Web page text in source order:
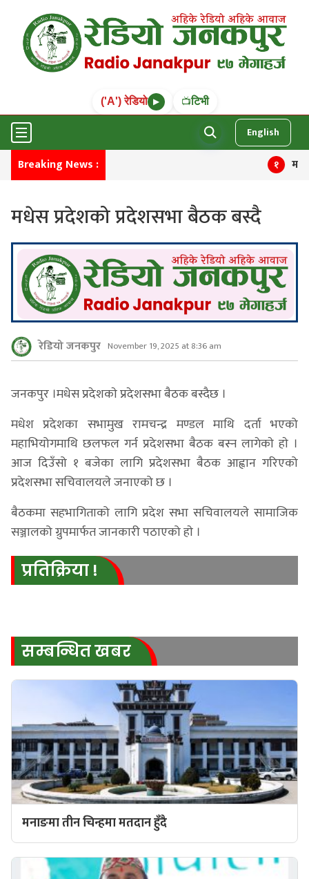
('A') रेडियो ▶ 📺टिभी
English
Breaking News :
मधेस प्रदेशको प्रदेशसभा बैठक बस्दै
रेडियो जनकपुर November 19, 2025 at 8:36 am
जनकपुर ।मधेस प्रदेशकाे प्रदेशसभा बैठक बस्दैछ ।
मधेश प्रदेशका सभामुख रामचन्द्र मण्डल माथि दर्ता भएको
महाभियोगमाथि छलफल गर्न प्रदेशसभा बैठक बस्न लागेकाे हाे ।
आज दिउँसो १ बजेका लागि प्रदेशसभा बैठक आह्वान गरिएको
प्रदेशसभा सचिवालयले जनाएको छ ।
बैठकमा सहभागिताको लागि प्रदेश सभा सचिवालयले सामाजिक
सञ्जालको ग्रुपमार्फत जानकारी पठाएको हाे ।
प्रतिक्रिया !
सम्बन्धित खबर
मनाङमा तीन चिन्हमा मतदान हुँदै